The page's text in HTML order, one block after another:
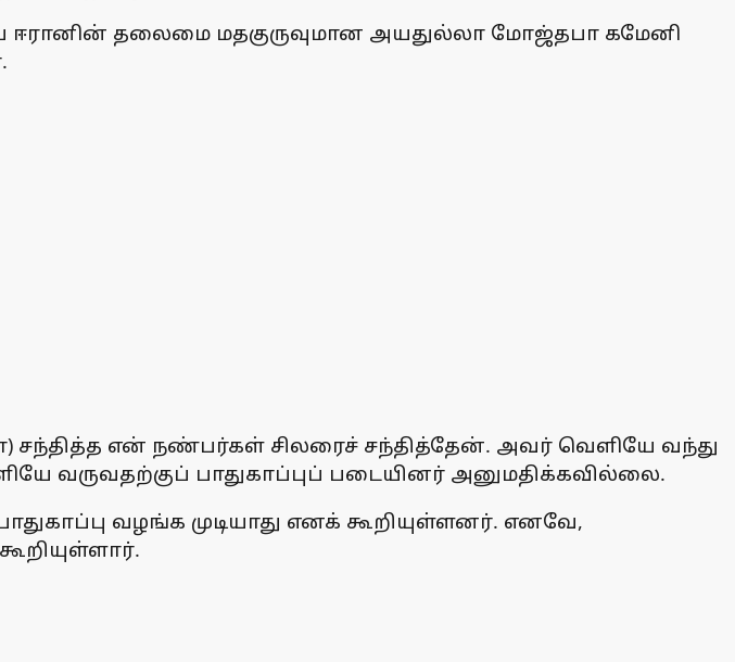
தலைமை மதகுருவுமான அயதுல்லா மோஜ்தபா கமேனி
சந்தித்த என் நண்பர்கள் சிலரைச் சந்தித்தேன். அவர் வெளியே வந்து
வருவதற்குப் பாதுகாப்புப் படையினர் அனுமதிக்கவில்லை.
வழங்க முடியாது எனக் கூறியுள்ளனர். எனவே,